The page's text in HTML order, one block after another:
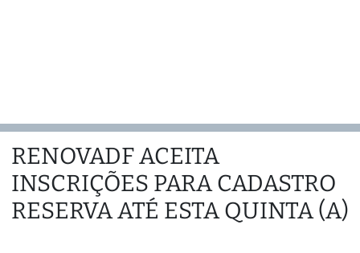
RENOVADF ACEITA
INSCRIÇÕES PARA CADASTRO
RESERVA ATÉ ESTA QUINTA (A)